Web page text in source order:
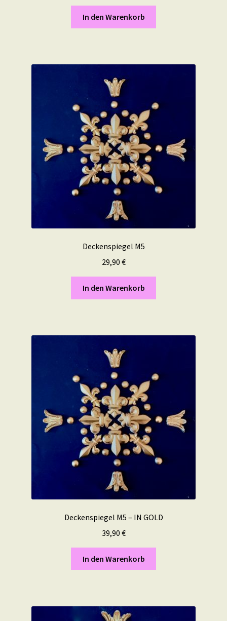
In den Warenkorb
Deckenspiegel M5
29,90 €
In den Warenkorb
Deckenspiegel M5 – IN GOLD
39,90 €
In den Warenkorb